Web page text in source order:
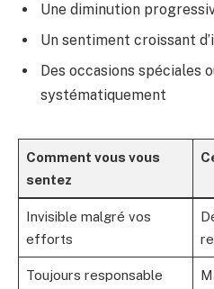
Une diminution
Un sentiment croissant
Des occasions spéciales
systématiquement
Comment vous vous
sentez
Invisible malgré vos
efforts
Toujours responsable